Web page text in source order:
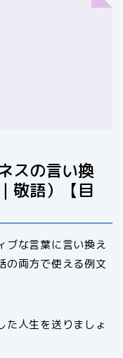
スの言い換
敬語）【目
ブな言葉に言い換え
の両方で使える例文
た人生を送りましょ